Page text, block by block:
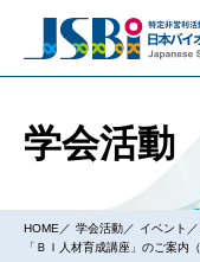
学会活動
HOME 学会活動 イベント
「ＢＩ人材育成講座」のご案内